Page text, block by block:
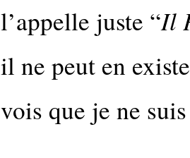
l’appelle juste “Il
il ne peut en
vois que je ne